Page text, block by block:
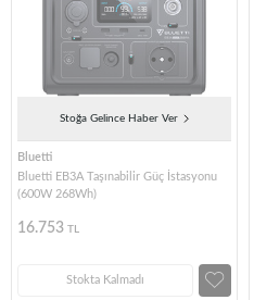
Stoğa Gelince Haber Ver
Bluetti
Bluetti EB3A Taşınabilir Güç İstasyonu
(600W 268Wh)
16.753 TL
Stokta Kalmadı